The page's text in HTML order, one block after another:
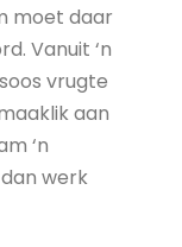
moet daar
Vanuit ‘n
vrugte
aan
‘n
werk